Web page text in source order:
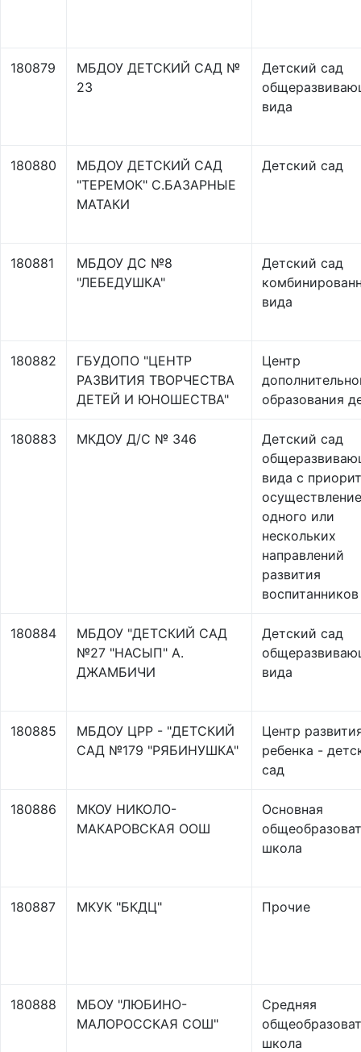
180879
МБДОУ ДЕТСКИЙ САД №
23
Детский сад
вида
180880
МБДОУ ДЕТСКИЙ САД
"ТЕРЕМОК" С.БАЗАРНЫЕ
МАТАКИ
Детский сад
180881
МБДОУ ДС №8
"ЛЕБЕДУШКА"
Детский сад
вида
180882
ГБУДОПО "ЦЕНТР
РАЗВИТИЯ ТВОРЧЕСТВА
ДЕТЕЙ И ЮНОШЕСТВА"
Центр
образования
180883 МКДОУ Д/С № 346
Детский сад
вида с
одного или
нескольких
направлений
развития
воспитанников
180884
МБДОУ "ДЕТСКИЙ САД
№27 "НАСЫП" А.
ДЖАМБИЧИ
Детский сад
вида
180885
МБДОУ ЦРР - "ДЕТСКИЙ
САД №179 "РЯБИНУШКА"
Центр
ребенка -
сад
180886
МКОУ НИКОЛО-
МАКАРОВСКАЯ ООШ
Основная
школа
180887 МКУК "БКДЦ" Прочие
180888
МБОУ "ЛЮБИНО-
МАЛОРОССКАЯ СОШ"
Средняя
школа